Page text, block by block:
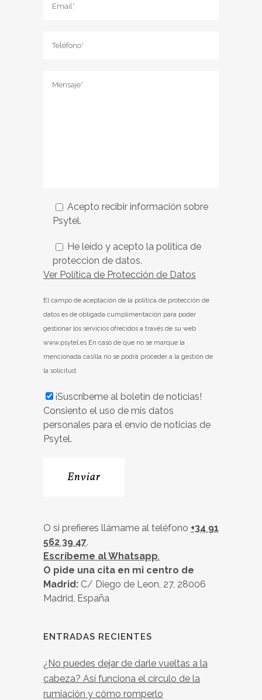
Acepto recibir información sobre
Psytel.
He leído y acepto la politica de
proteccion de datos.
Ver Política de Protección de Datos
El campo de aceptación de la política de protección de
datos es de obligada cumplimentación para poder
gestionar los servicios ofrecidos a través de su web
www.psytel.es En caso de que no se marque la
mencionada casilla no se podrá proceder a la gestión de
la solicitud.
¡Suscríbeme al boletín de noticias!
Consiento el uso de mis datos
personales para el envío de noticias de
Psytel.
O si prefieres llámame al teléfono +34 91
562 39 47.
Escríbeme al Whatsapp.
O pide una cita en mi centro de
Madrid: C/ Diego de Leon, 27, 28006
Madrid, España
ENTRADAS RECIENTES
¿No puedes dejar de darle vueltas a la
cabeza? Así funciona el círculo de la
rumiación y cómo romperlo